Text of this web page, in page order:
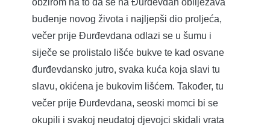
obzirom na to da se na Đurđevdan obilježava
buđenje novog života i najljepši dio proljeća,
večer prije Đurđevdana odlazi se u šumu i
siječe se prolistalo lišće bukve te kad osvane
đurđevdansko jutro, svaka kuća koja slavi tu
slavu, okićena je bukovim lišćem. Također, tu
večer prije Đurđevdana, seoski momci bi se
okupili i svakoj neudatoj djevojci skidali vrata